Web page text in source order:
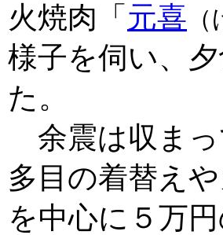
火焼肉「 元喜
様子を伺い、
た。
余震は収まっ
多目の着替え
を中心に５万